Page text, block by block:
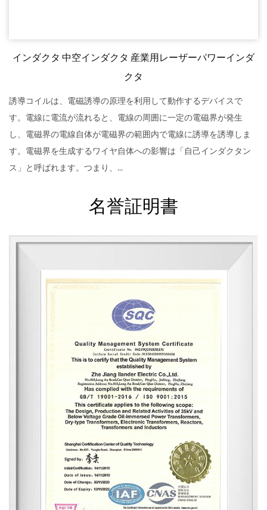
インダクタ 中空インダクタ 産業用レーザーパワーインダ
クタ
誘導コイルは、電磁誘導の原理を利用して動作するデバイスで
す。電線に電流が流れると、電線の周囲に一定の電磁界が発生
し、電磁界の電線自体が電磁界の範囲内で電線に誘導を誘導しま
す。電磁界を生成するワイヤ自体への影響は「自己インダクタン
ス」と呼ばれます。つまり、...
名誉証明書